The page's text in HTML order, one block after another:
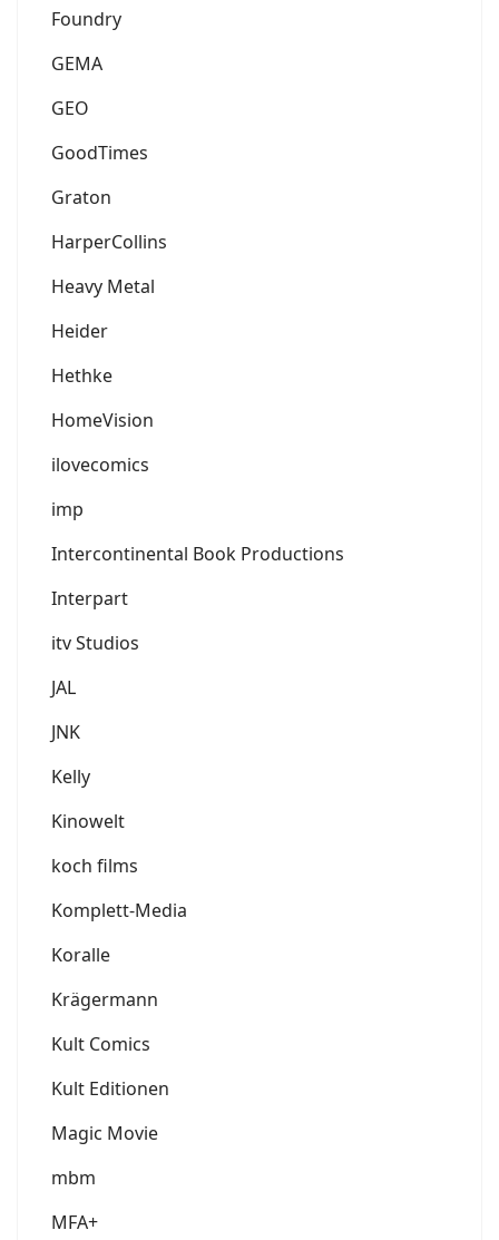
Foundry
GEMA
GEO
GoodTimes
Graton
HarperCollins
Heavy Metal
Heider
Hethke
HomeVision
ilovecomics
imp
Intercontinental Book Productions
Interpart
itv Studios
JAL
JNK
Kelly
Kinowelt
koch films
Komplett-Media
Koralle
Krägermann
Kult Comics
Kult Editionen
Magic Movie
mbm
MFA+